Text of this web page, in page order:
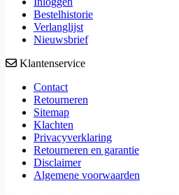
Bestelhistorie
Verlanglijst
Nieuwsbrief
Klantenservice
Contact
Retourneren
Sitemap
Klachten
Privacyverklaring
Retourneren en garantie
Disclaimer
Algemene voorwaarden